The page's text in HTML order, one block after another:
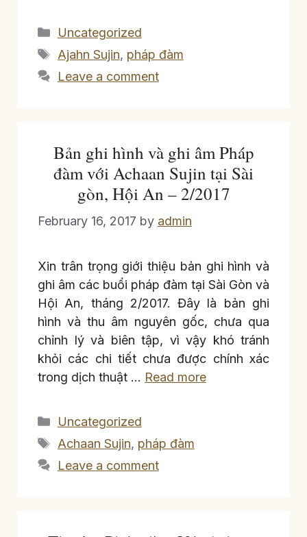
Categories
Uncategorized
Tags
Ajahn Sujin, pháp đàm
Leave a comment
Bản ghi hình và ghi âm Pháp
đàm với Achaan Sujin tại Sài
gòn, Hội An – 2/2017
February 16, 2017 by admin
Xin trân trọng giới thiệu bản ghi hình và
ghi âm các buổi pháp đàm tại Sài Gòn và
Hội An, tháng 2/2017. Đây là bản ghi
hình và thu âm nguyên gốc, chưa qua
chỉnh lý và biên tập, vì vậy khó tránh
khỏi các chi tiết chưa được chính xác
trong dịch thuật … Read more
Categories
Uncategorized
Tags
Achaan Sujin, pháp đàm
Leave a comment